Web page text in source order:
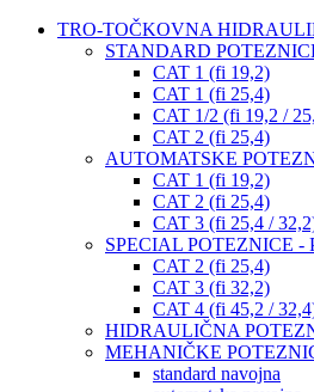
TRO-TOČKOVNA
STANDARD
CAT 1 (fi 19,2)
CAT 1 (fi 25,4)
CAT 1/2 (fi 19,2 /
CAT 2 (fi 25,4)
AUTOMATSKE
CAT 1 (fi 19,2)
CAT 2 (fi 25,4)
CAT 3 (fi 25,4 /
SPECIAL POTEZNICE -
CAT 2 (fi 25,4)
CAT 3 (fi 32,2)
CAT 4 (fi 45,2 /
HIDRAULIČNA
MEHANIČKE
standard navojna